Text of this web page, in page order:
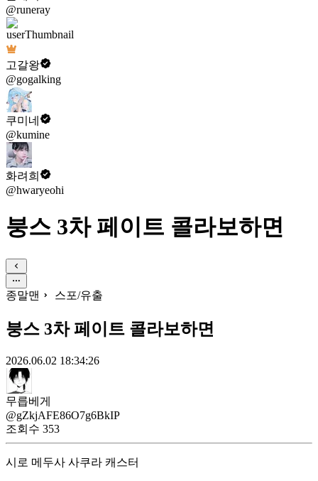
@runeray
고갈왕
@gogalking
쿠미네
@kumine
화려희
@hwaryeohi
붕스 3차 페이트 콜라보하면
종말맨 스포/유출
붕스 3차 페이트 콜라보하면
2026.06.02 18:34:26
무릅베게
@gZkjAFE86O7g6BkIP
조회수 353
시로 메두사 사쿠라 캐스터